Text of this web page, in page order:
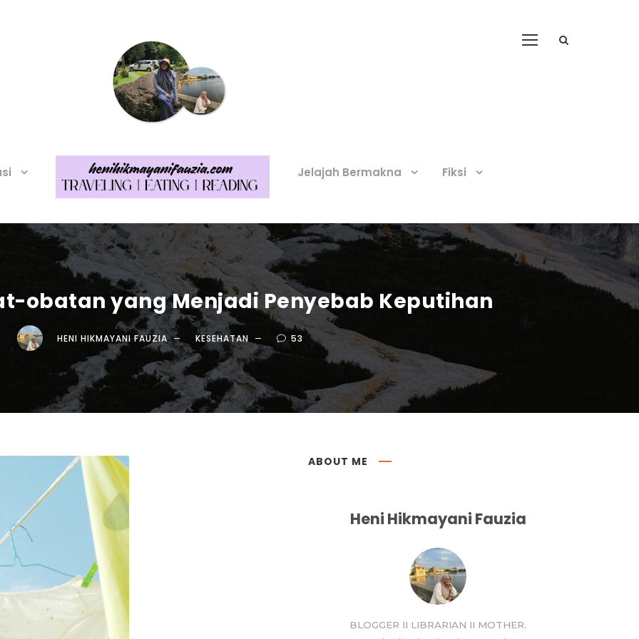
Jelajah Bermakna Fiksi
obatan yang Menjadi Penyebab Keputihan
HENI HIKMAYANI FAUZIA KESEHATAN 53
ABOUT ME
Heni Hikmayani Fauzia
BLOGGER II LIBRARIAN II MOTHER.